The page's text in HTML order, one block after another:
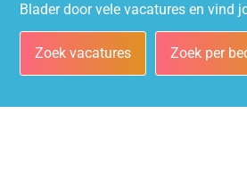
Blader door vele vacatures en vind
Zoek vacatures Zoek per